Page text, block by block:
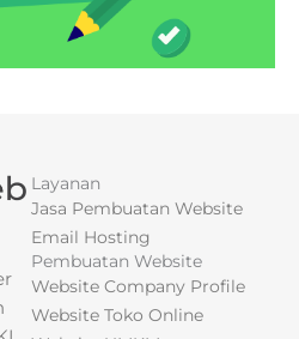
Layanan
Jasa Pembuatan Website
Email Hosting
Pembuatan Website
Website Company Profile
Website Toko Online